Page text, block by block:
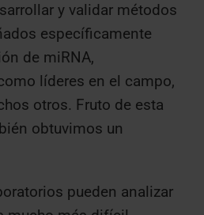
y validar métodos
específicamente
de miRNA,
líderes en el campo,
otros. Fruto de esta
obtuvimos un
pueden analizar